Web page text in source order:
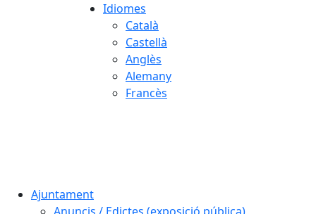
Idiomes
Català
Castellà
Anglès
Alemany
Francès
Ajuntament